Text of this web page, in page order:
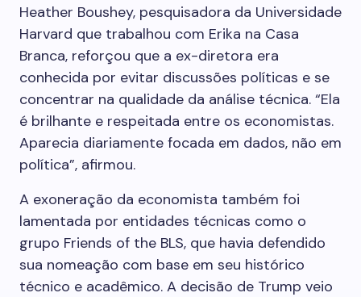
Heather Boushey, pesquisadora da Universidade
Harvard que trabalhou com Erika na Casa
Branca, reforçou que a ex-diretora era
conhecida por evitar discussões políticas e se
concentrar na qualidade da análise técnica. “Ela
é brilhante e respeitada entre os economistas.
Aparecia diariamente focada em dados, não em
política”, afirmou.
A exoneração da economista também foi
lamentada por entidades técnicas como o
grupo Friends of the BLS, que havia defendido
sua nomeação com base em seu histórico
técnico e acadêmico. A decisão de Trump veio